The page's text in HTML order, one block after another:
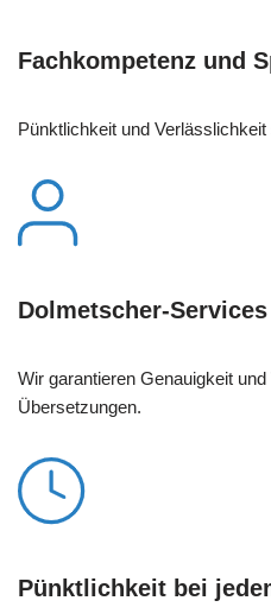
Fachkompetenz und
Pünktlichkeit und
Dolmetscher-
Wir garantieren Genauigkeit
Übersetzungen.
Pünktlichkeit bei